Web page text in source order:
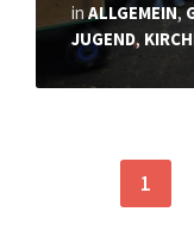
inALLGEMEIN,
JUGEND,
1